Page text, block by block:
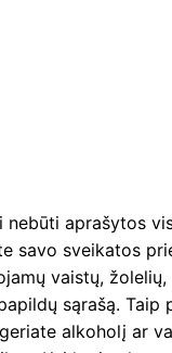
nebūti aprašytos
savo sveikatos
vaistų, žolelių,
sąrašą. Taip
alkoholį ar